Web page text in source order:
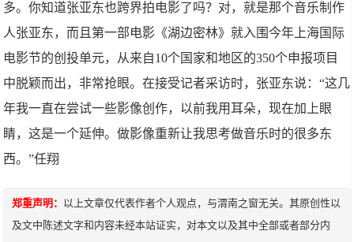
多。你知道张亚东也跨界拍电影了吗？对，就是那个音乐制作
人张亚东，而且第一部电影《湖边密林》就入围今年上海国际
电影节的创投单元，从来自10个国家和地区的350个申报项目
中脱颖而出，非常抢眼。在接受记者采访时，张亚东说：“这几
年我一直在尝试一些影像创作，以前我用耳朵，现在加上眼
睛，这是一个延伸。做影像重新让我思考做音乐时的很多东
西。”任翔
郑重声明： 以上文章仅代表作者个人观点，与渭南之窗无关。其原创性以
及文中陈述文字和内容未经本站证实，对本文以及其中全部或者部分内